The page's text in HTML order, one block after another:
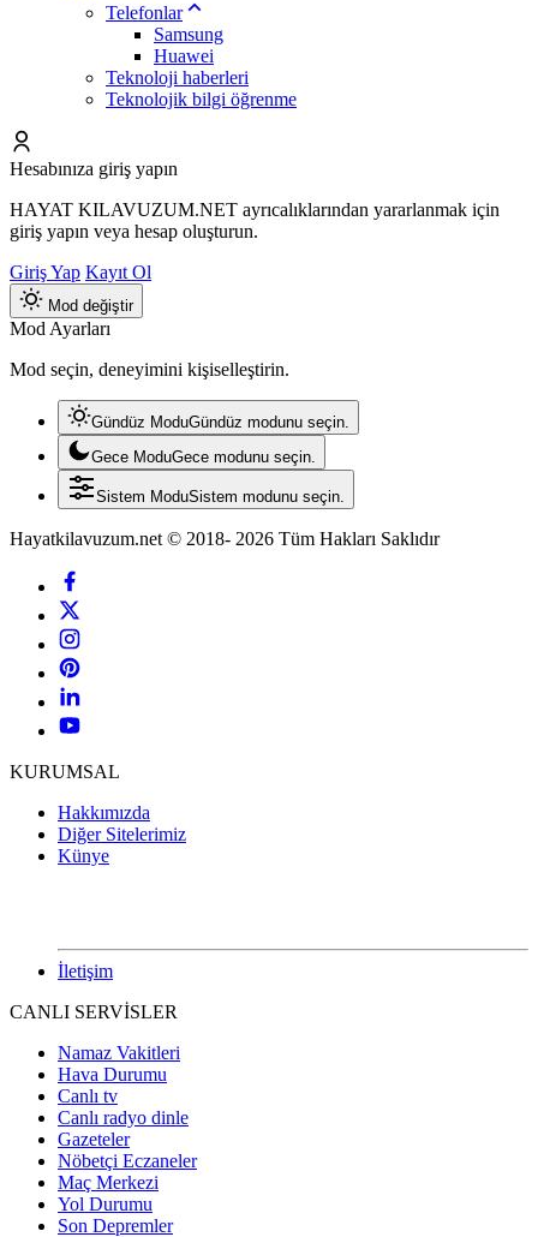
Telefonlar
Samsung
Huawei
Teknoloji haberleri
Teknolojik bilgi öğrenme
Hesabınıza giriş yapın
HAYAT KILAVUZUM.NET ayrıcalıklarından yararlanmak için
giriş yapın veya hesap oluşturun.
Giriş Yap Kayıt Ol
Mod değiştir
Mod Ayarları
Mod seçin, deneyimini kişiselleştirin.
Gündüz ModuGündüz modunu seçin.
Gece ModuGece modunu seçin.
Sistem ModuSistem modunu seçin.
Hayatkilavuzum.net © 2018- 2026 Tüm Hakları Saklıdır
KURUMSAL
Hakkımızda
Diğer Sitelerimiz
Künye
İletişim
CANLI SERVİSLER
Namaz Vakitleri
Hava Durumu
Canlı tv
Canlı radyo dinle
Gazeteler
Nöbetçi Eczaneler
Maç Merkezi
Yol Durumu
Son Depremler